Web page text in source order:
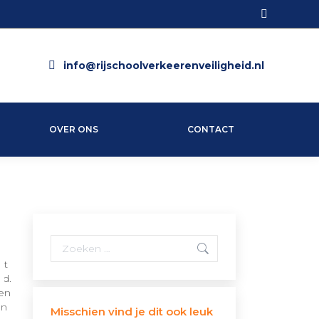
Search:
info@rijschoolverkeerenveiligheid.nl
OVER ONS CONTACT
Misschien vind je dit ook leuk